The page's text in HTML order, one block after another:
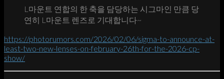
L마운트 연합의 한 축을 담당하는 시그마인 만큼 당
연히 L마운트 렌즈로 기대합니다~
https://photorumors.com/2026/02/06/sigma-to-announce-at-
least-two-new-lenses-on-february-26th-for-the-2026-cp-
show/